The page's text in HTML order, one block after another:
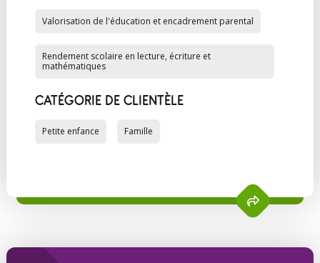
Valorisation de l'éducation et encadrement parental
Rendement scolaire en lecture, écriture et
mathématiques
CATÉGORIE DE CLIENTÈLE
Petite enfance Famille